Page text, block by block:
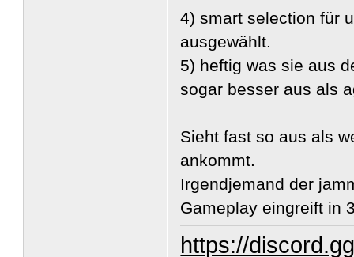
4) smart selection für
ausgewählt.
5) heftig was sie aus
sogar besser aus als
Sieht fast so aus als
ankommt.
Irgendjemand der
Gameplay eingreift in
https://